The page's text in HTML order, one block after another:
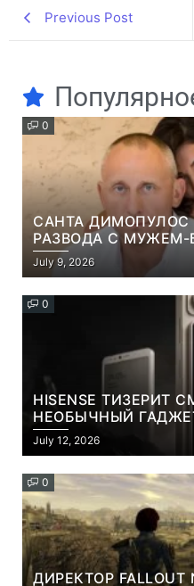
Previous Post
0
САНТА
РАЗВОДА С
July 9, 2026
0
HISENSE ТИЗЕРИТ
НЕОБЫЧНЫЙ
СЪЕМНОЙ LCD-
КОНТЕНТА И
July 12, 2026
0
ДИРЕКТОР FALLOUT